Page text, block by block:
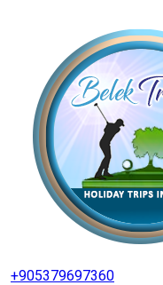
+905379697360